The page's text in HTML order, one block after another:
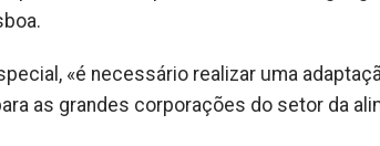
«é necessário realizar uma
as grandes corporações do setor da